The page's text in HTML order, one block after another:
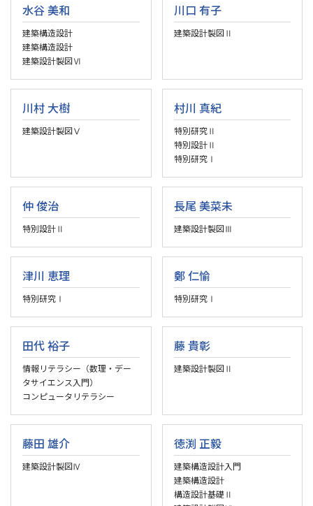
水谷 美和
建築構造設計
建築構造設計
建築設計製図Ⅵ
川口 有子
建築設計製図Ⅱ
川村 大樹
建築設計製図Ⅴ
村川 真紀
特別研究Ⅱ
特別設計Ⅱ
特別研究Ⅰ
仲 俊治
特別設計Ⅱ
長尾 美菜未
建築設計製図Ⅲ
津川 恵理
特別研究Ⅰ
鄭 仁愉
特別研究Ⅰ
田代 裕子
情報リテラシー（数理・デー
タサイエンス入門）
コンピュータリテラシー
藤 貴彰
建築設計製図Ⅱ
藤田 雄介
建築設計製図Ⅳ
徳渕 正毅
建築構造設計入門
建築構造設計
構造設計基礎Ⅱ